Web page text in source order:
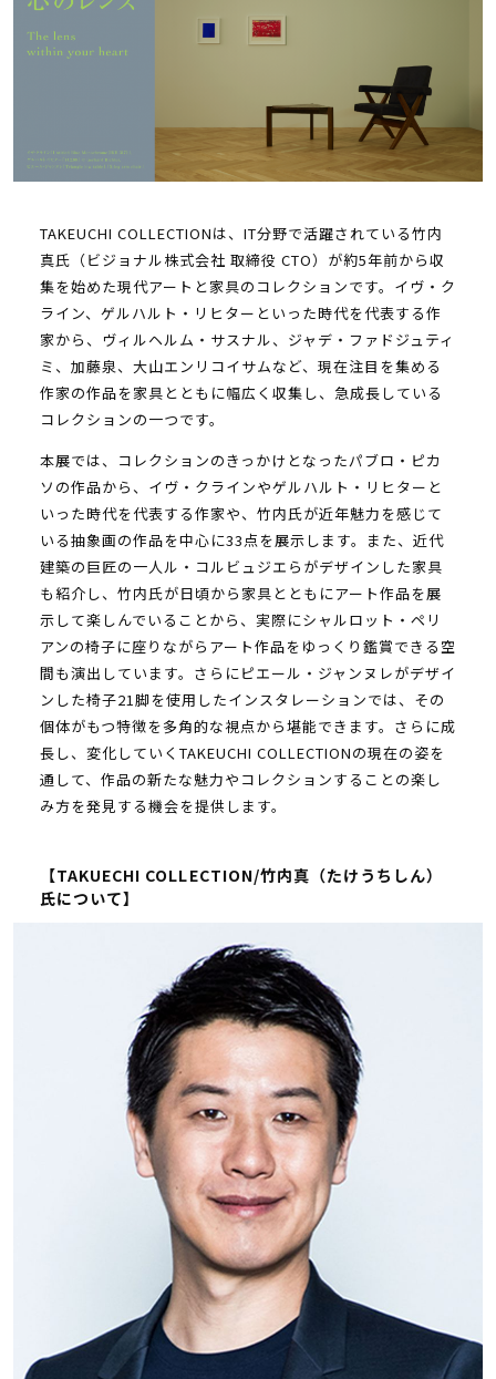
TAKEUCHI COLLECTIONは、IT分野で活躍されている竹内
真氏（ビジョナル株式会社 取締役 CTO）が約5年前から収
集を始めた現代アートと家具のコレクションです。イヴ・ク
ライン、ゲルハルト・リヒターといった時代を代表する作
家から、ヴィルヘルム・サスナル、ジャデ・ファドジュティ
ミ、加藤泉、大山エンリコイサムなど、現在注目を集める
作家の作品を家具とともに幅広く収集し、急成長している
コレクションの一つです。
本展では、コレクションのきっかけとなったパブロ・ピカ
ソの作品から、イヴ・クラインやゲルハルト・リヒターと
いった時代を代表する作家や、竹内氏が近年魅力を感じて
いる抽象画の作品を中心に33点を展示します。また、近代
建築の巨匠の一人ル・コルビュジエらがデザインした家具
も紹介し、竹内氏が日頃から家具とともにアート作品を展
示して楽しんでいることから、実際にシャルロット・ペリ
アンの椅子に座りながらアート作品をゆっくり鑑賞できる空
間も演出しています。さらにピエール・ジャンヌレがデザイ
ンした椅子21脚を使用したインスタレーションでは、その
個体がもつ特徴を多角的な視点から堪能できます。さらに成
長し、変化していくTAKEUCHI COLLECTIONの現在の姿を
通して、作品の新たな魅力やコレクションすることの楽し
み方を発見する機会を提供します。
【TAKUECHI COLLECTION/竹内真（たけうちしん）
氏について】